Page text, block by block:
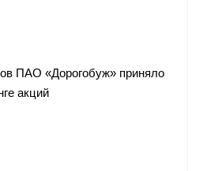
ПАО «Дорогобуж» приняло
акций